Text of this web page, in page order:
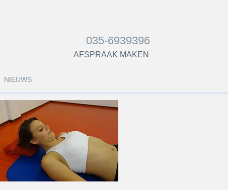
NIEUWS
035-6939396
AFSPRAAK MAKEN